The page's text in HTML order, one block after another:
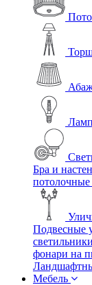
Бра и
потолочные
Подвесные
светильники
фонари на
Мебель